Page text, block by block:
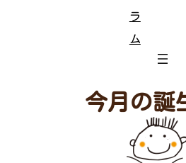
ラ
ム
今月の誕